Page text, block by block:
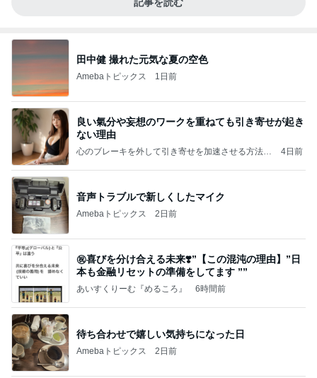
田中健 撮れた元気な夏の空色
Amebaトピックス 1日前
良い氣分や妄想のワークを重ねても引き寄せが起き
ない理由
心のブレーキを外して引き寄せを加速させる方法：
4日前
音声トラブルで新しくしたマイク
Amebaトピックス 2日前
㊗️喜びを分け合える未来❣️”【この混沌の理由】”⽇
本も⾦融リセットの準備をしてます ””
あいすくりーむ『めるころ』 6時間前
待ち合わせで嬉しい気持ちになった日
Amebaトピックス 2日前